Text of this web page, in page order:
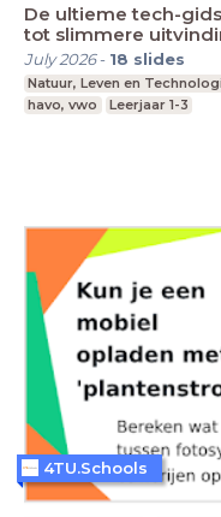
De ultieme tech-
tot slimmere
July 2026- 18 slides
Natuur, Leven en
havo, vwo
Leerjaar 1-3
4TU.Schools